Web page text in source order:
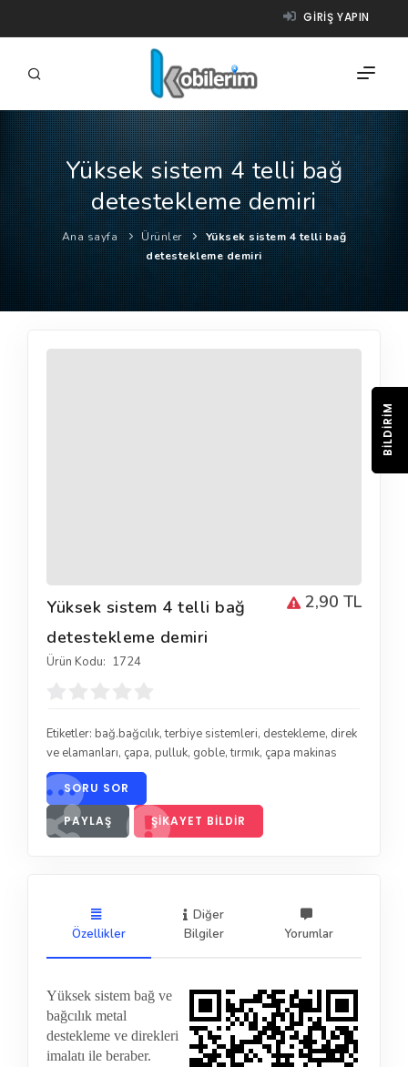
GIRIŞ YAPIN
FIRMALAR
ÜRÜNLER
NASIL ÇALIŞIR?
YARDIM
Yüksek sistem 4 telli bağ
detestekleme demiri
Ana sayfa Ürünler
Yüksek sistem 4 telli bağ
detestekleme demiri
2,90 TL
Yüksek sistem 4 telli bağ
detestekleme demiri
Ürün Kodu: 1724
Etiketler: bağ.bağcılık,terbiye sistemleri, destekleme, direk
ve elamanları, çapa, pulluk, goble,tırmık, çapa makinas
SORU SOR
PAYLAŞ ŞIKAYET BILDIR
Özellikler
Diğer
Bilgiler
Yorumlar
Yüksek sistem bağ ve
bağcılık metal
destekleme ve direkleri
imalatı ile beraber.
BILDIRIM